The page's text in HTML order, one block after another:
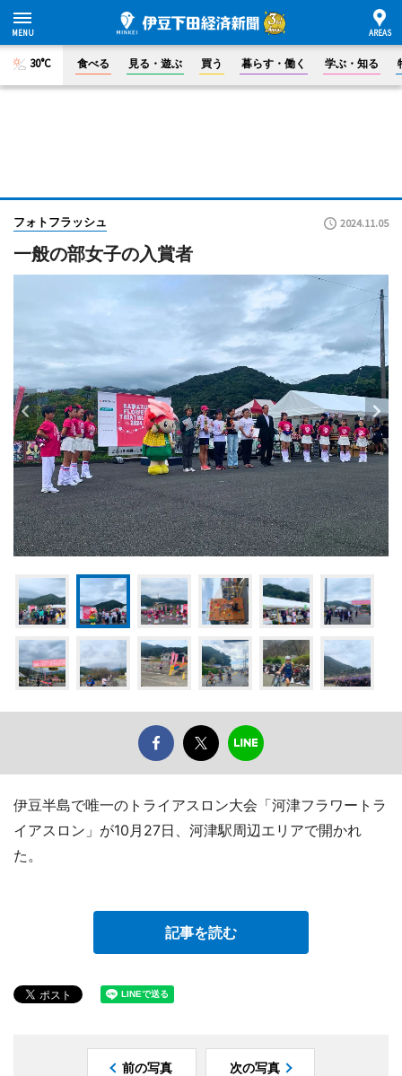
30°C 食べる 見る・遊ぶ 買う 暮らす・働く 学ぶ・知る
フォトフラッシュ 2024.11.05
一般の部女子の入賞者
伊豆半島で唯一のトライアスロン大会「河津フラワートラ
イアスロン」が10月27日、河津駅周辺エリアで開かれ
た。
記事を読む
前の写真 次の写真